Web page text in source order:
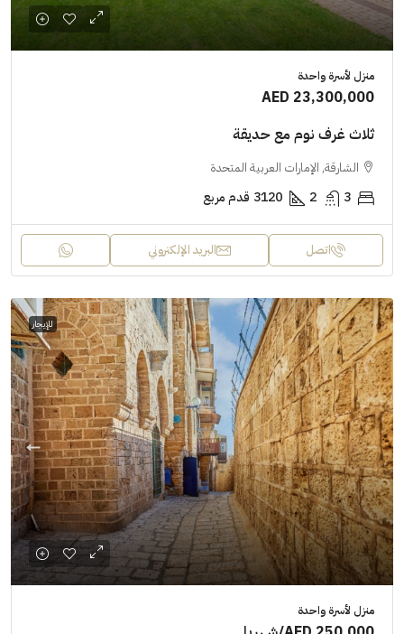
منزل لأسرة واحدة
AED 23,300,000
ثلاث غرف نوم مع حديقة
الشارقة, الإمارات العربية المتحدة
3
2
3120 قدم مربع
اتصل البريد الإلكتروني
للإيجار
منزل لأسرة واحدة